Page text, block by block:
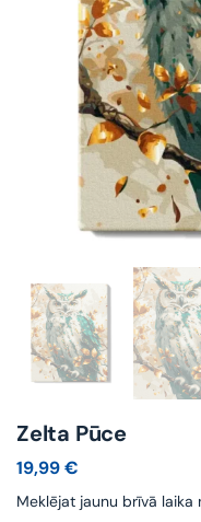
Zelta Pūce
19,99€
Meklējat jaunu brīvā